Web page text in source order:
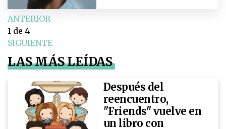
ANTERIOR
1 de 4
SIGUIENTE
LAS MÁS LEÍDAS
Después del
reencuentro,
"Friends" vuelve en
un libro con